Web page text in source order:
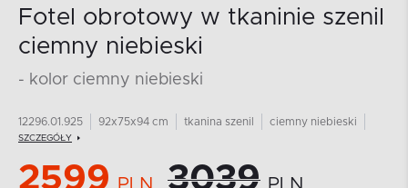
Fotel obrotowy w tkaninie szenil
ciemny niebieski
- kolor ciemny niebieski
12296.01.925 92x75x94 cm tkanina szenil ciemny niebieski
SZCZEGÓŁY
2599 PLN 3039 PLN